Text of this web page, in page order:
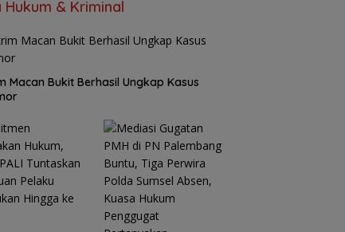
Hukum & Kriminal
Macan Bukit Berhasil Ungkap Kasus